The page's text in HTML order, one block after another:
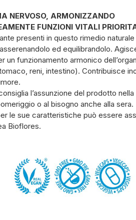
NERVOSO, ARMONIZZANDO
FUNZIONI VITALI
presenti in questo rimedio
ed equilibrandolo.
un funzionamento armonico
reni, intestino). Contribuisce
l’assunzione del prodotto
o al bisogno anche alla sera.
le sue caratteristiche può essere
Bioflores.